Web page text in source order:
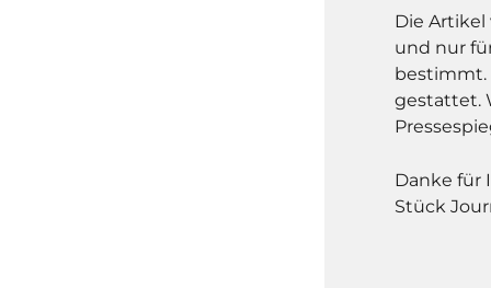
Die
und nur
bestimmt.
gestattet.
Danke für
Stück